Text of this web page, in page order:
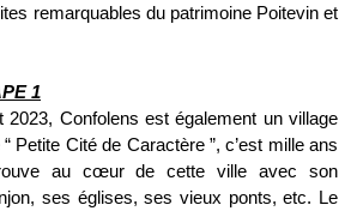
remarquables du patrimoine Poitevin et
1
2023, Confolens est également un village
Petite Cité de Caractère ”, c’est mille ans
au cœur de cette ville avec son
ses églises, ses vieux ponts, etc. Le